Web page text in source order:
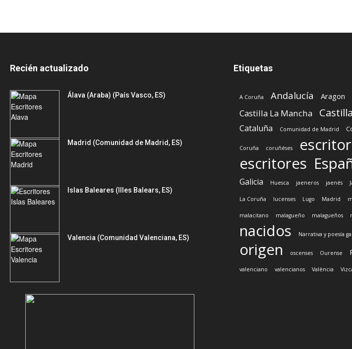
Recién actualizado
Álava (Araba) (País Vasco, ES)
Madrid (Comunidad de Madrid, ES)
Islas Baleares (Illes Balears, ES)
Valencia (Comunidad Valenciana, ES)
Etiquetas
A Coruña Andalucía Aragon
Castilla La Mancha
Cataluña Comunidad de Madrid
Coruña coruñéses
escritores
Galicia Huesca jaeneros jaenés
La Coruña lucenses Lugo Madrid
malacitano malagueño malagueños
nacidos Narrativa y poesía
origen oscenses Ourense
valenciano valencianos València